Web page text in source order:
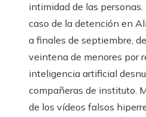
intimidad de las personas.
caso de la detención en
a finales de septiembre,
veintena de menores por
inteligencia artificial
compañeras de instituto.
de los vídeos falsos